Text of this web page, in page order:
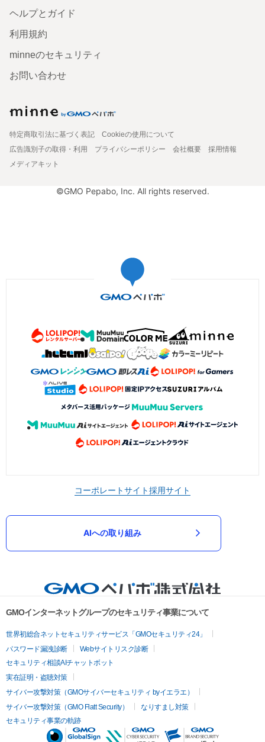
ヘルプとガイド
利用規約
minneのセキュリティ
お問い合わせ
特定商取引法に基づく表記
Cookieの使用について
広告識別子の取得・利用
プライバシーポリシー 会社概要
採用情報
メディアキット
©GMO Pepabo, Inc. All rights reserved.
コーポレートサイト採用サイト
AIへの取り組み
GMOインターネットグループのセキュリティ事業について
世界初総合ネットセキュリティサービス「GMOセキュリティ24」
パスワード漏洩診断
Webサイトリスク診断
セキュリティ相談AIチャットボット
実在証明・盗聴対策
サイバー攻撃対策（GMOサイバーセキュリティ byイエラエ）
サイバー攻撃対策（GMO Flatt Security）
なりすまし対策
セキュリティ事業の軌跡